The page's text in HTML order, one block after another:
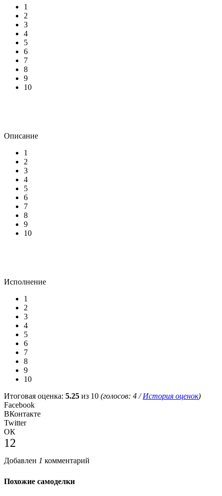
1
2
3
4
5
6
7
8
9
10
Описание
1
2
3
4
5
6
7
8
9
10
Исполнение
1
2
3
4
5
6
7
8
9
10
Итоговая оценка: 5.25 из 10 (голосов: 4 /История оценок)
Facebook
ВКонтакте
Twitter
ОК
12
Добавлен 1 комментарий
Похожие самоделки